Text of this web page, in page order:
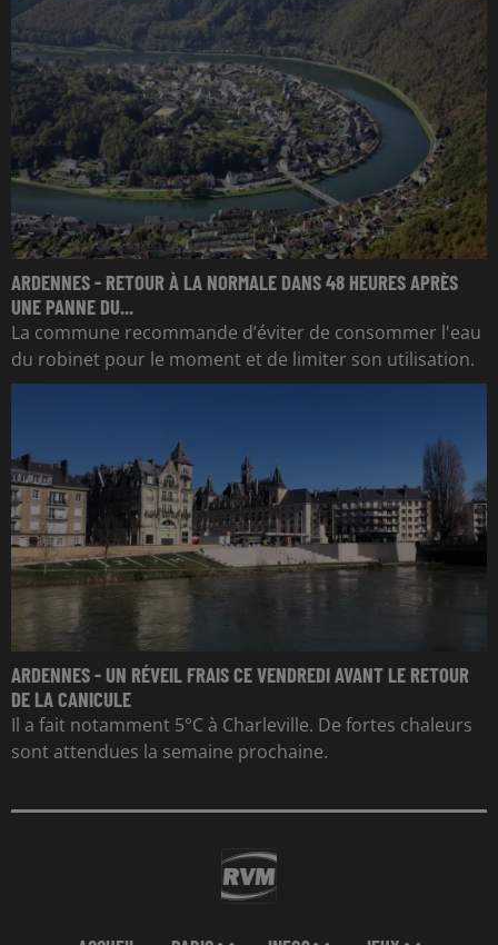
ARDENNES - RETOUR À LA NORMALE DANS 48 HEURES APRÈS
UNE PANNE DU...
La commune recommande d’éviter de consommer l'eau
du robinet pour le moment et de limiter son utilisation.
ARDENNES - UN RÉVEIL FRAIS CE VENDREDI AVANT LE RETOUR
DE LA CANICULE
Il a fait notamment 5°C à Charleville. De fortes chaleurs
sont attendues la semaine prochaine.